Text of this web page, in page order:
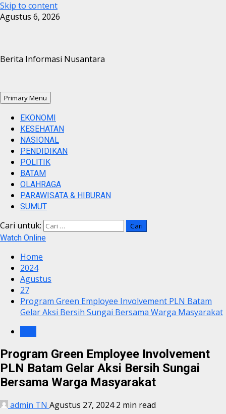
Skip to content
Agustus 6, 2026
Berita Informasi Nusantara
Primary Menu
EKONOMI
KESEHATAN
NASIONAL
PENDIDIKAN
POLITIK
BATAM
OLAHRAGA
PARAWISATA & HIBURAN
SUMUT
Cari untuk:
Watch Online
Home
2024
Agustus
27
Program Green Employee Involvement PLN Batam
Gelar Aksi Bersih Sungai Bersama Warga Masyarakat
Program Green Employee Involvement
PLN Batam Gelar Aksi Bersih Sungai
Bersama Warga Masyarakat
admin TN Agustus 27, 20242 min read